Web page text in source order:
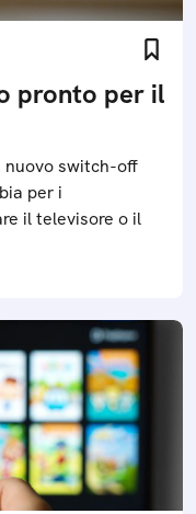
pronto per il
nuovo switch-off
per i
il televisore o il